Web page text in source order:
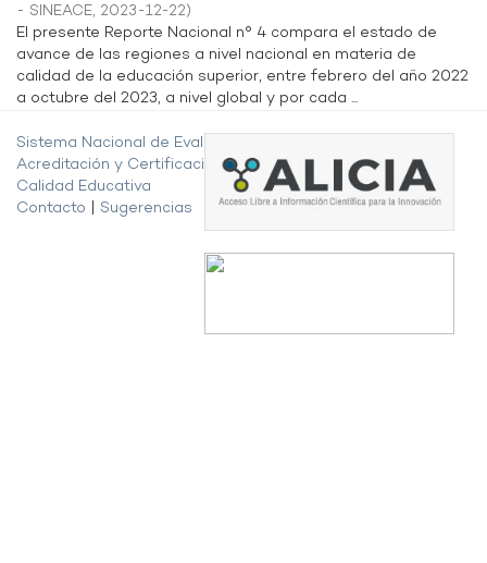
- SINEACE, 2023-12-22)
El presente Reporte Nacional n° 4 compara el estado de
avance de las regiones a nivel nacional en materia de
calidad de la educación superior, entre febrero del año 2022
a octubre del 2023, a nivel global y por cada ...
Sistema Nacional de Evaluación,
Acreditación y Certificación de la
Calidad Educativa
Contacto
Sugerencias